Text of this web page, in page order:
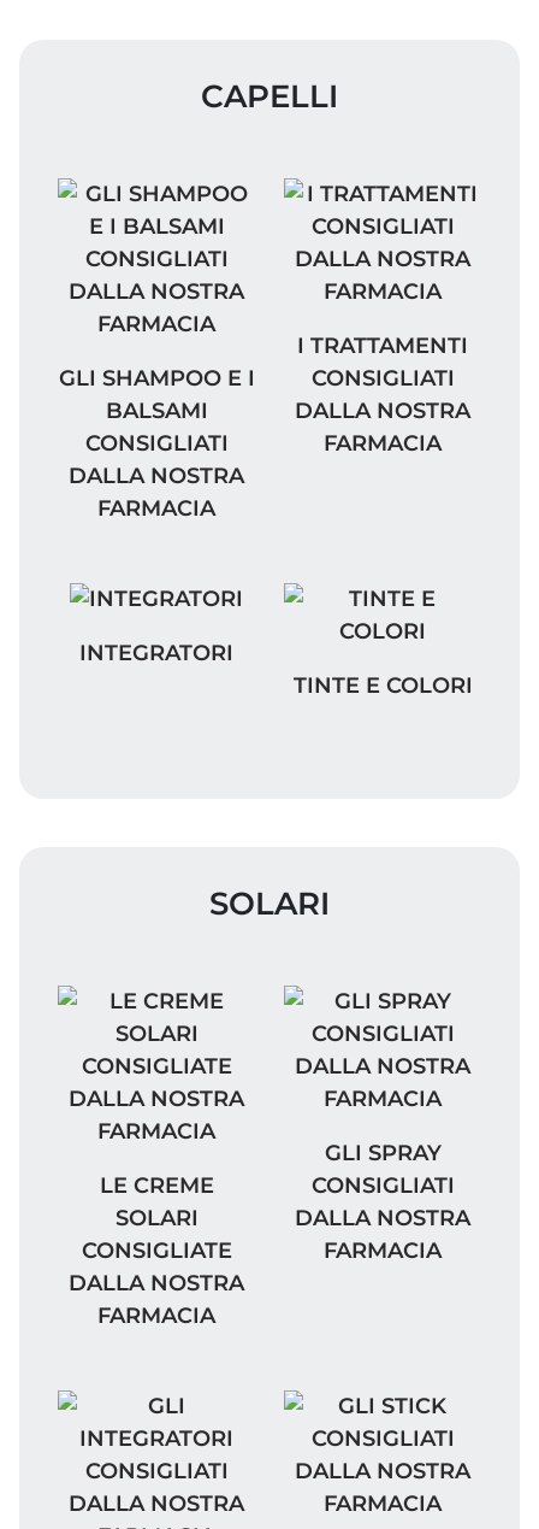
CAPELLI
GLI SHAMPOO E I BALSAMI CONSIGLIATI
GLI SHAMPOO E I
BALSAMI
CONSIGLIATI
DALLA NOSTRA
FARMACIA
I TRATTAMENTI
I TRATTAMENTI
CONSIGLIATI
DALLA NOSTRA
FARMACIA
INTEGRATORI
INTEGRATORI
TINTE E COLORI
TINTE E COLORI
SOLARI
LE CREME SOLARI CONSIGLIATE DALLA
LE CREME
SOLARI
CONSIGLIATE
DALLA NOSTRA
FARMACIA
GLI SPRAY
GLI SPRAY
CONSIGLIATI
DALLA NOSTRA
FARMACIA